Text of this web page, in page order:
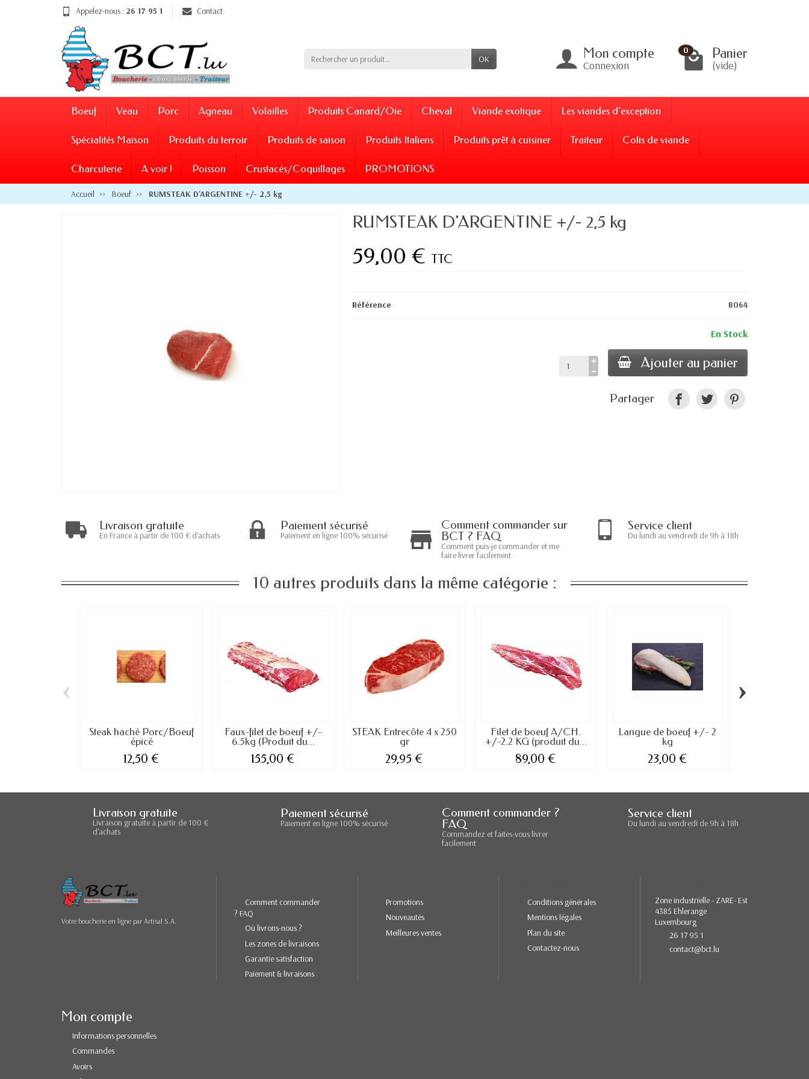
Appelez-nous : 26 17 95 1 Contact
OK Mon compte
Connexion
0 Panier
(vide)
Boeuf Veau Porc Agneau Volailles Produits Canard/Oie Cheval Viande exotique Les viandes d'exception
Spécialités Maison Produits du terroir Produits de saison Produits Italiens Produits prêt à cuisiner Traiteur Colis de viande
Charcuterie A voir ! Poisson Crustacés/Coquillages PROMOTIONS
Accueil Boeuf RUMSTEAK D'ARGENTINE +/- 2,5 kg
RUMSTEAK D'ARGENTINE +/- 2,5 kg
59,00 € TTC
Référence B064
En Stock
Ajouter au panier
Partager
Livraison gratuite
En France à partir de 100 € d'achats
Paiement sécurisé
Paiement en ligne 100% sécurisé
Comment commander sur
BCT ? FAQ
Comment puis-je commander et me
faire livrer facilement
Service client
Du lundi au vendredi de 9h à 18h
10 autres produits dans la même catégorie :
Steak haché Porc/Boeuf
épicé
12,50 €
Faux-filet de boeuf +/-
6.5kg (Produit du...
155,00 €
STEAK Entrecôte 4 x 250
gr
29,95 €
Filet de boeuf A/CH.
+/-2.2 KG (produit du...
89,00 €
Langue de boeuf +/- 2
kg
23,00 €
‹ ›
Livraison gratuite
Livraison gratuite à partir de 100 €
d'achats
Paiement sécurisé
Paiement en ligne 100% sécurisé
Comment commander ?
FAQ
Commandez et faites-vous livrer
facilement
Service client
Du lundi au vendredi de 9h à 18h
Votre boucherie en ligne par Artisal S.A.
Comment commander
? FAQ
Où livrons-nous ?
Les zones de livraisons
Garantie satisfaction
Paiement & livraisons
Promotions
Nouveautés
Meilleures ventes
Conditions générales
Mentions légales
Plan du site
Contactez-nous
Zone industrielle - ZARE- Est
4385 Ehlerange
Luxembourg
26 17 95 1
contact@bct.lu
Mon compte
Informations personnelles
Commandes
Avoirs